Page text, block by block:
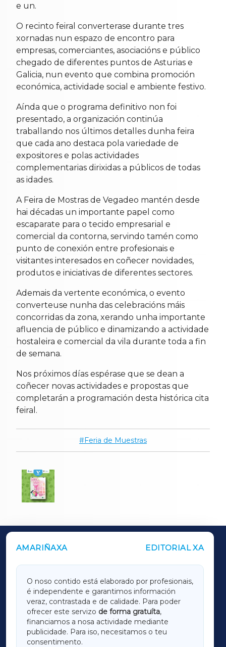
e un.
O recinto feiral converterase durante tres
xornadas nun espazo de encontro para
empresas, comerciantes, asociacións e público
chegado de diferentes puntos de Asturias e
Galicia, nun evento que combina promoción
económica, actividade social e ambiente festivo.
Aínda que o programa definitivo non foi
presentado, a organización continúa
traballando nos últimos detalles dunha feira
que cada ano destaca pola variedade de
expositores e polas actividades
complementarias dirixidas a públicos de todas
as idades.
A Feira de Mostras de Vegadeo mantén desde
hai décadas un importante papel como
escaparate para o tecido empresarial e
comercial da contorna, servindo tamén como
punto de conexión entre profesionais e
visitantes interesados en coñecer novidades,
produtos e iniciativas de diferentes sectores.
Ademais da vertente económica, o evento
converteuse nunha das celebracións máis
concorridas da zona, xerando unha importante
afluencia de público e dinamizando a actividade
hostaleira e comercial da vila durante toda a fin
de semana.
Nos próximos días espérase que se dean a
coñecer novas actividades e propostas que
completarán a programación desta histórica cita
feiral.
Feria de Muestras
AMARIÑAXA EDITORIAL XA
O noso contido está elaborado por profesionais,
é independente e garantimos información
veraz, contrastada e de calidade. Para poder
ofrecer este servizo de forma gratuíta,
financiamos a nosa actividade mediante
publicidade. Para iso, necesitamos o teu
consentimento.
OUTROS PERIÓDICOS
LUGOXA
TERRACHAXA